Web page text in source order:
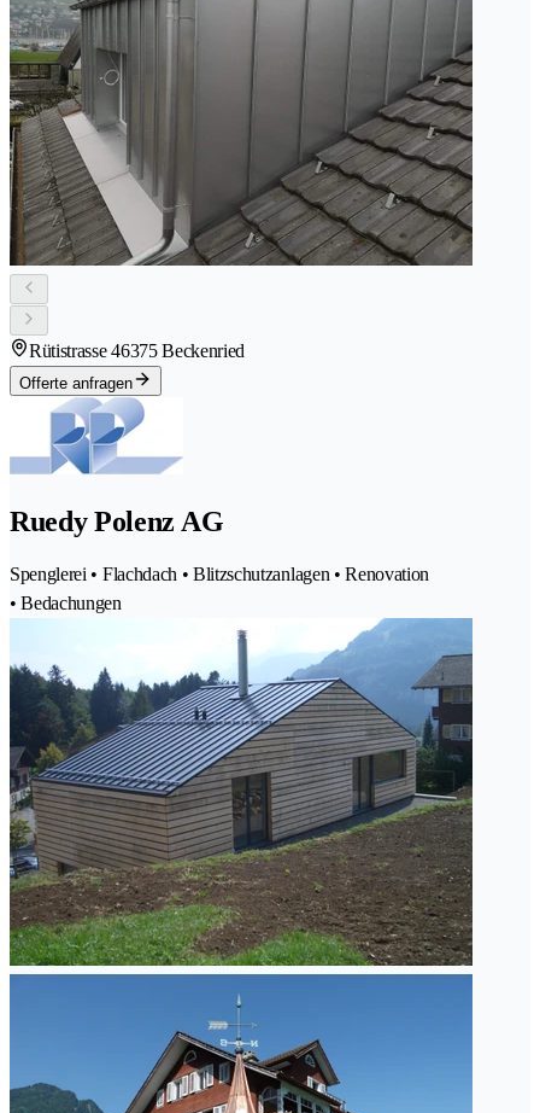
Rütistrasse 46375 Beckenried
Offerte anfragen
Ruedy Polenz AG
Spenglerei • Flachdach • Blitzschutzanlagen • Renovation
• Bedachungen